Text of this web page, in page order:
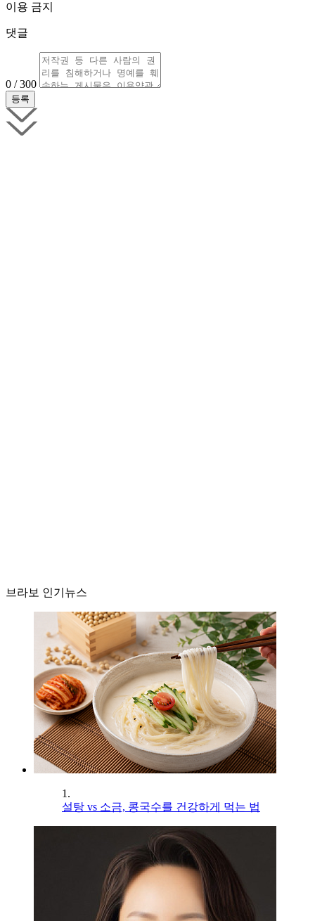
이용 금지
댓글
0 / 300
브라보 인기뉴스
1.
설탕 vs 소금, 콩국수를 건강하게 먹는 법